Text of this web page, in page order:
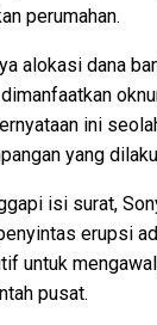
perumahan.
alokasi dana
ini
yang
isi surat,
erupsi
untuk
pusat.